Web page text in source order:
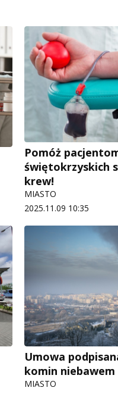
Pomóż
świętokrzyskich
krew!
MIASTO
2025.11.09 10:35
Umowa
komin niebawem
MIASTO